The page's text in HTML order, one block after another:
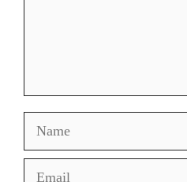
Name
Email